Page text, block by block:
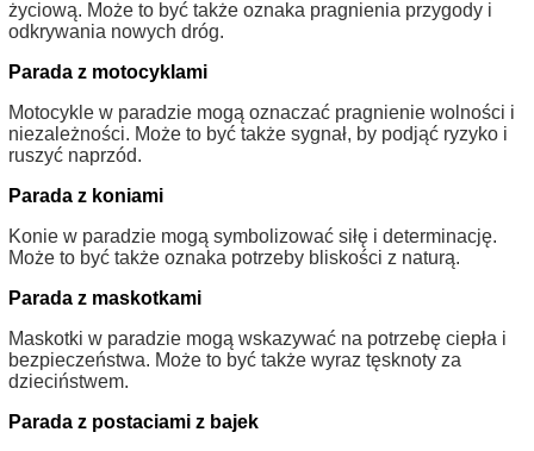
życiową. Może to być także oznaka pragnienia przygody i
odkrywania nowych dróg.
Parada z motocyklami
Motocykle w paradzie mogą oznaczać pragnienie wolności i
niezależności. Może to być także sygnał, by podjąć ryzyko i
ruszyć naprzód.
Parada z koniami
Konie w paradzie mogą symbolizować siłę i determinację.
Może to być także oznaka potrzeby bliskości z naturą.
Parada z maskotkami
Maskotki w paradzie mogą wskazywać na potrzebę ciepła i
bezpieczeństwa. Może to być także wyraz tęsknoty za
dzieciństwem.
Parada z postaciami z bajek